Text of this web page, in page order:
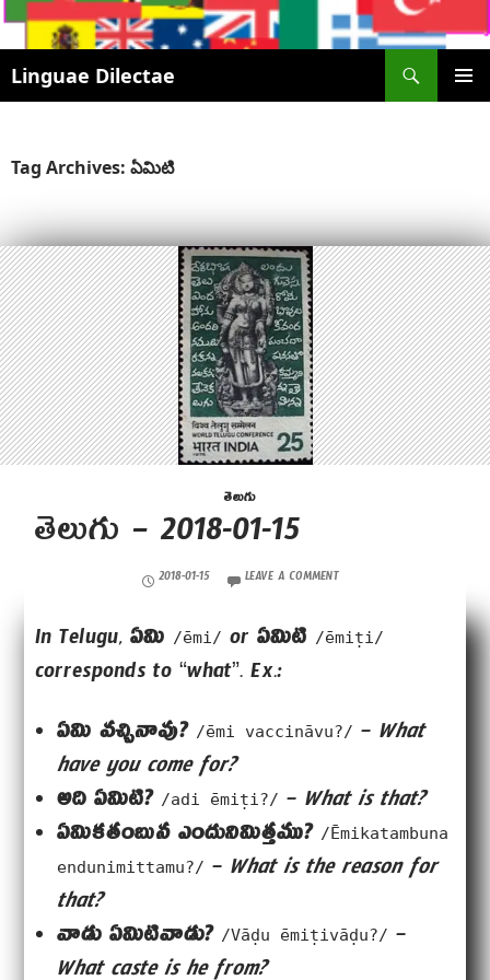
Linguae Dilectae
SKIP
Tag Archives: ఏమిటి
తెలుగు
తెలుగు – 2018-01-15
2018-01-15 LEAVE A COMMENT
In Telugu,ఏమి /ēmi/ orఏమిటి /ēmiṭi/
corresponds to “what”. Ex.:
ఏమి వచ్చినావు? /ēmi vaccināvu?/ – What
have you come for?
అది ఏమిటి? /adi ēmiṭi?/ – What is that?
ఏమికతంబున ఎందునిమిత్తము? /Ēmikatambuna
endunimittamu?/ – What is the reason for
that?
వాడు ఏమిటివాడు? /Vāḍu ēmiṭivāḍu?/ –